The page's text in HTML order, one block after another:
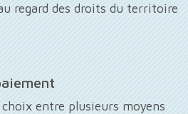
regard des droits du territoire
choix entre plusieurs moyens